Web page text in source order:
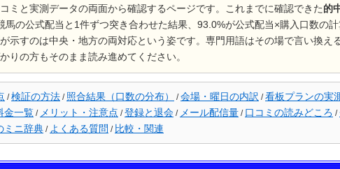
ミと実測データの両面から確認するページです。これまでに確認できた的
馬の公式配当と1件ずつ突き合わせた結果、93.0%が公式配当×購入口数の
示すのは中央・地方の両対応という姿です。専門用語はその場で言い換え
りの方もそのまま読み進めてください。
/検証の方法 / 照合結果（口数の分布） /会場・曜日の内訳 /看板プランの実
金一覧 / メリット・注意点 /登録と退会 / メール配信量 / 口コミの読みどころ /
ミニ辞典 / よくある質問 / 比較・関連